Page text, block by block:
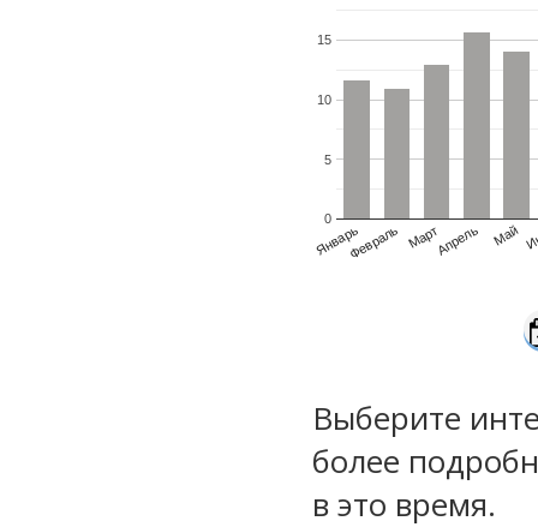
ЯнварьФевраль МартАпрель Май
0
5
10
15
Выберите
более
в это время.